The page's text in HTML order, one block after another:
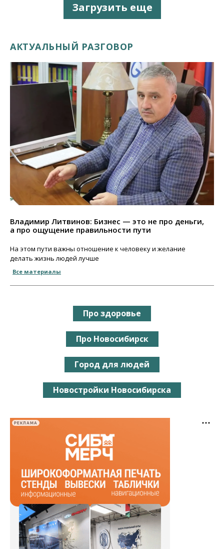
Загрузить еще
АКТУАЛЬНЫЙ РАЗГОВОР
Владимир Литвинов: Бизнес — это не про деньги,
а про ощущение правильности пути
На этом пути важны отношение к человеку и желание
делать жизнь людей лучше
Все материалы
Про здоровье
Про Новосибирск
Город для людей
Новостройки Новосибирска
РЕКЛАМА